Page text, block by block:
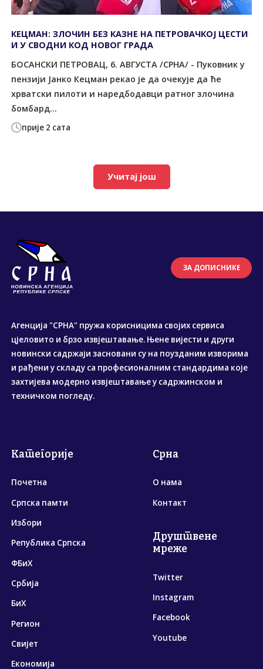
прије 2 сата
КЕЦМАН: ЗЛОЧИН БЕЗ КАЗНЕ НА ПЕТРОВАЧКОЈ ЦЕСТИ
И У СВОДНИ КОД НОВОГ ГРАДА
БОСАНСКИ ПЕТРОВАЦ, 6. АВГУСТА /СРНА/ - Пуковник у
пензији Јанко Кецман рекао је да очекује да ће
хрватски пилоти и наредбодавци ратног злочина
бомбард...
Учитај још
ЗА ДОПИСНИКЕ
Агенција "СРНА" пружа корисницима својих сервиса
цјеловито и брзо извјештавање. Њене вијести и други
новински садржаји засновани су на поузданим изворима
и рађени у складу са професионалним стандардима које
захтијева модерно извјештавање у садржинском и
техничком погледу.
Категорије
Почетна
Српска памти
Избори
Република Српска
ФБиХ
Србија
БиХ
Регион
Свијет
Економија
Срна
О нама
Контакт
Друштвене
мреже
Twitter
Instagram
Facebook
Youtube